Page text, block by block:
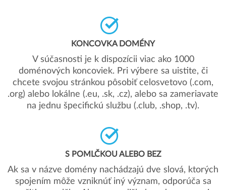
KONCOVKA DOMÉNY
V súčasnosti je k dispozícii viac ako 1000
doménových koncoviek. Pri výbere sa uistite, či
chcete svojou stránkou pôsobiť celosvetovo (.com,
.org) alebo lokálne (.eu, .sk, .cz), alebo sa zameriavate
na jednu špecifickú službu (.club, .shop, .tv).
S POMLČKOU ALEBO BEZ
Ak sa v názve domény nachádzajú dve slová, ktorých
spojením môže vzniknúť iný význam, odporúča sa